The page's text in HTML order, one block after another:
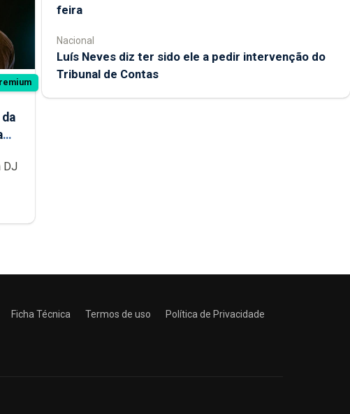
DJ
feira
Nacional
Luís Neves diz ter sido ele a pedir intervenção do
Tribunal de Contas
Ficha Técnica Termos de uso
Política de Privacidade